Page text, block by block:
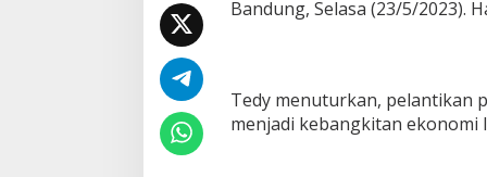
u
B
n
Bandung, Selasa (23/5/2023).
Tedy menuturkan, pelantikan
menjadi kebangkitan ekonomi